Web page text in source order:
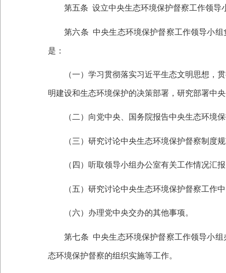
第五条 设立中央生态环境保护督察工作领导
第六条 中央生态环境保护督察工作领导小
是：
（一）学习贯彻落实习近平生态文明思想，贯
明建设和生态环境保护的决策部署，研究部署中
（二）向党中央、国务院报告中央生态环境保
（三）研究讨论中央生态环境保护督察制度规
（四）听取领导小组办公室有关工作情况汇
（五）研究讨论中央生态环境保护督察工作中
（六）办理党中央交办的其他事项。
第七条 中央生态环境保护督察工作领导小
态环境保护督察的组织实施等工作。